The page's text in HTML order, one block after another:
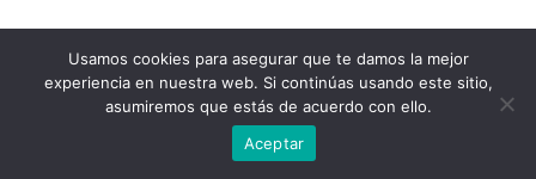
Usamos cookies para asegurar que te damos la mejor
experiencia en nuestra web. Si continúas usando este sitio,
asumiremos que estás de acuerdo con ello.
Aceptar